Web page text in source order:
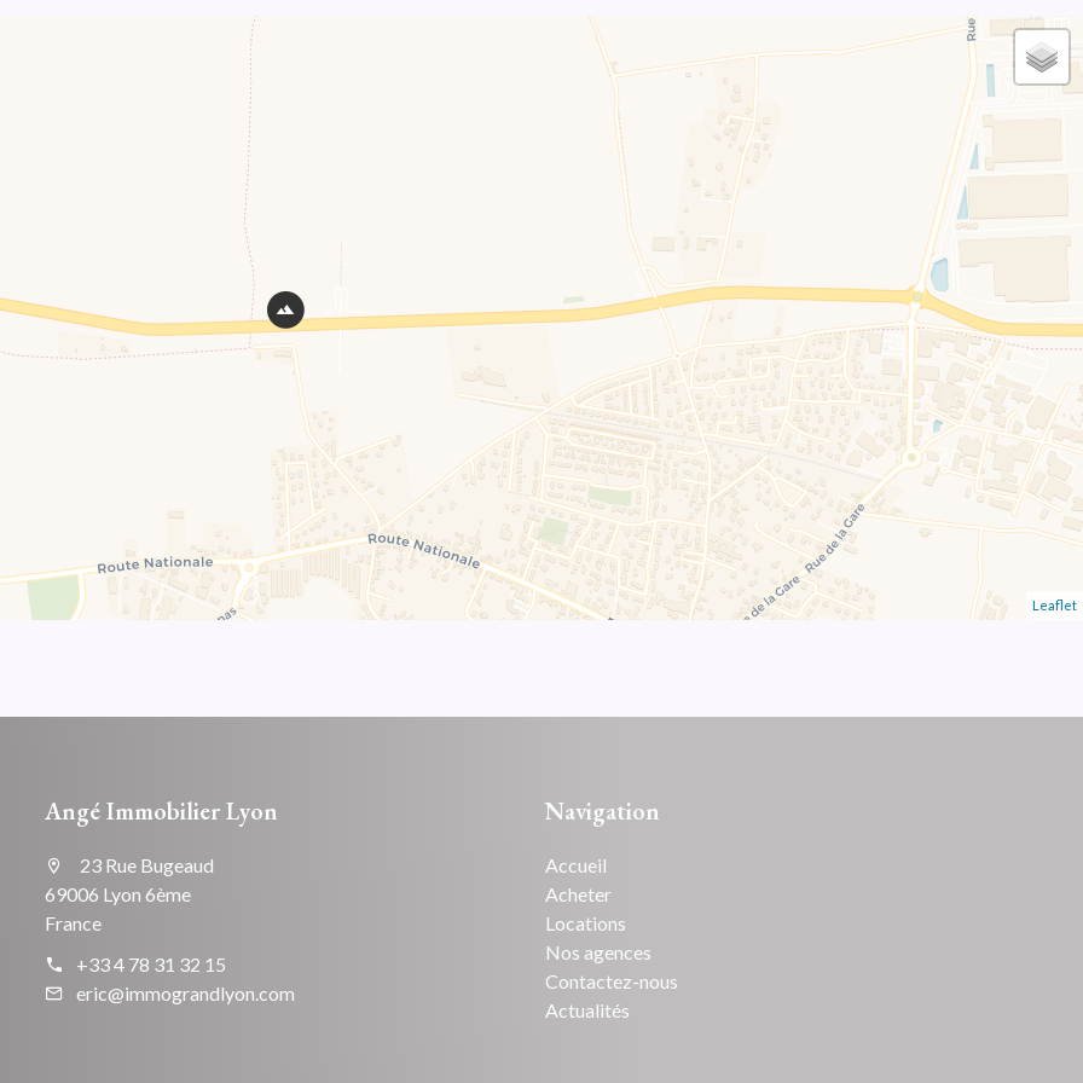
Leaflet
Angé Immobilier Lyon
23 Rue Bugeaud
69006 Lyon 6ème
France
+33 4 78 31 32 15
eric@immograndlyon.com
Navigation
Accueil
Acheter
Locations
Nos agences
Contactez-nous
Actualités